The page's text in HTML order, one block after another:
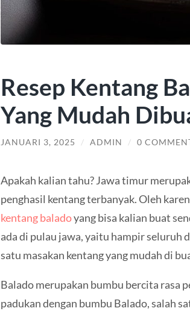
Resep Kentang
Yang Mudah
JANUARI 3, 2025 / ADMIN / 0
Apakah kalian tahu? Jawa timur
penghasil kentang terbanyak. Oleh
kentang baladoyang bisa kalian buat
ada di pulau jawa, yaitu hampir seluruh
satu masakan kentang yang mudah di
Balado merupakan bumbu bercita rasa
padukan dengan bumbu Balado, salah